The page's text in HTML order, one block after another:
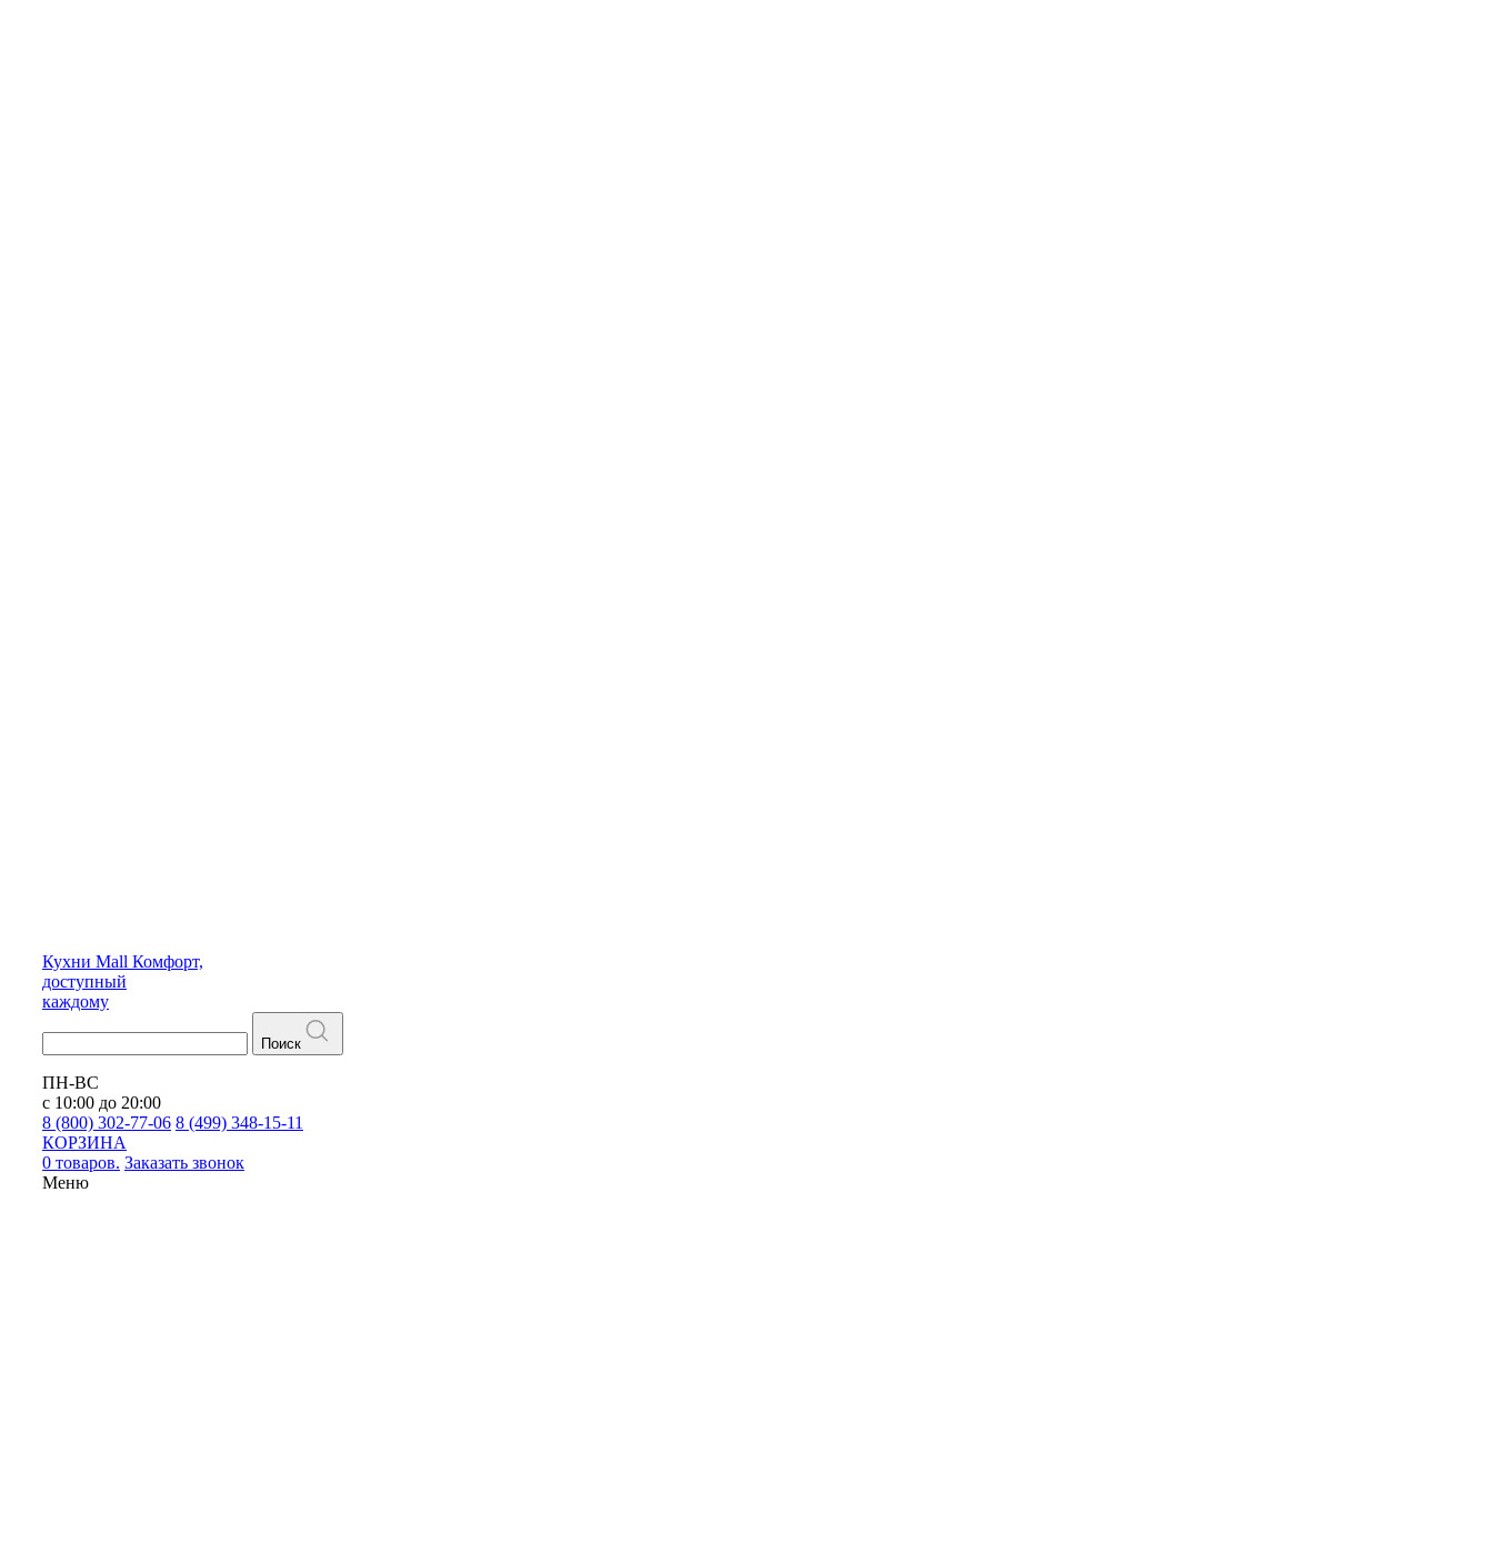
Кухни Mall Комфорт,
доступный
каждому
Поиск
ПН-ВС
с 10:00 до 20:00
8 (800) 302-77-06 8 (499) 348-15-11
КОРЗИНА
0 товаров. Заказать звонок
Меню